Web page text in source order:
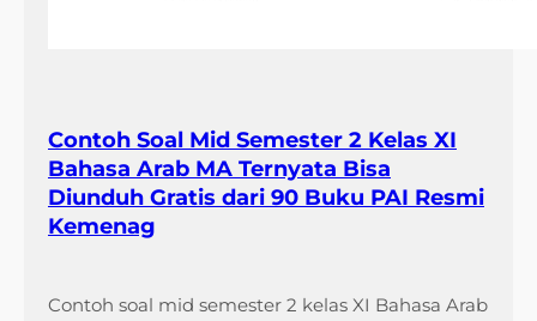
Contoh Soal Mid Semester 2 Kelas XI
Bahasa Arab MA Ternyata Bisa
Diunduh Gratis dari 90 Buku PAI Resmi
Kemenag
Contoh soal mid semester 2 kelas XI Bahasa Arab